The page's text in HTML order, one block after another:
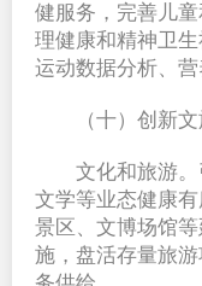
健服务，完善儿
理健康和精神卫
运动数据分析、营
（十）创新
文化和旅游
文学等业态健康
景区、文博场馆
施，盘活存量旅